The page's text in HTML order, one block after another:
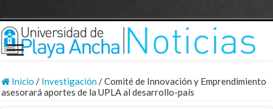
Inicio / Investigación/Comité de Innovación y Emprendimiento
asesorará aportes de la UPLA al desarrollo-país